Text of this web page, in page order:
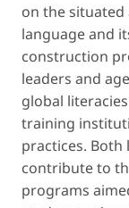
on the
language and
construction
leaders and
global
training
practices.
contribute to
programs